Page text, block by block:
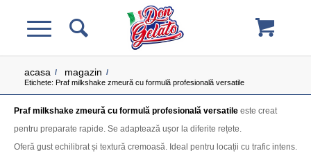
acasa / magazin /
Etichete: Praf milkshake zmeură cu formulă profesională versatile
Praf milkshake zmeură cu formulă profesională versatile este creat
pentru preparate rapide. Se adaptează ușor la diferite rețete.
Oferă gust echilibrat și textură cremoasă. Ideal pentru locații cu trafic intens.